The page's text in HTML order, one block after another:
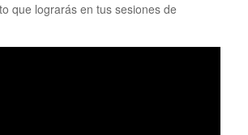
que lograrás en tus sesiones de